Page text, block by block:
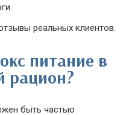
реальных клиентов.
питание в
рацион?
быть частью